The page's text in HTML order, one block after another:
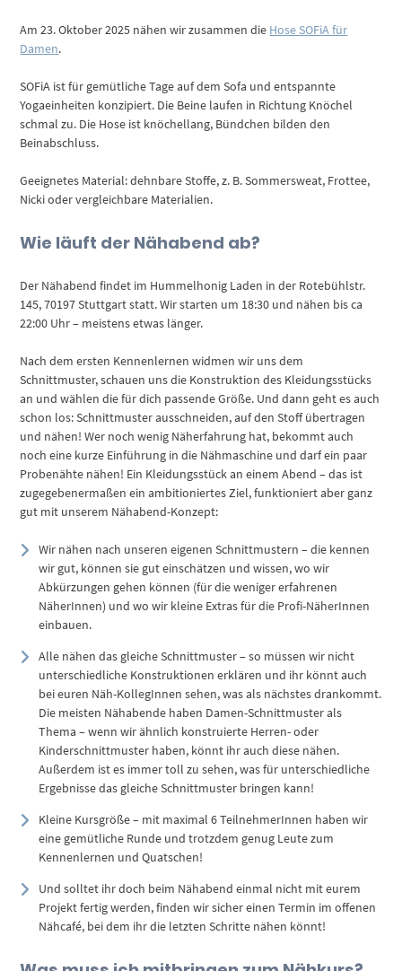
Am 23. Oktober 2025 nähen wir zusammen die Hose SOFiA für
Damen.
SOFiA ist für gemütliche Tage auf dem Sofa und entspannte
Yogaeinheiten konzipiert. Die Beine laufen in Richtung Knöchel
schmal zu. Die Hose ist knöchellang, Bündchen bilden den
Beinabschluss.
Geeignetes Material: dehnbare Stoffe, z. B. Sommersweat, Frottee,
Nicki oder vergleichbare Materialien.
Wie läuft der Nähabend ab?
Der Nähabend findet im Hummelhonig Laden in der Rotebühlstr.
145, 70197 Stuttgart statt. Wir starten um 18:30 und nähen bis ca
22:00 Uhr – meistens etwas länger.
Nach dem ersten Kennenlernen widmen wir uns dem
Schnittmuster, schauen uns die Konstruktion des Kleidungsstücks
an und wählen die für dich passende Größe. Und dann geht es auch
schon los: Schnittmuster ausschneiden, auf den Stoff übertragen
und nähen! Wer noch wenig Näherfahrung hat, bekommt auch
noch eine kurze Einführung in die Nähmaschine und darf ein paar
Probenähte nähen! Ein Kleidungsstück an einem Abend – das ist
zugegebenermaßen ein ambitioniertes Ziel, funktioniert aber ganz
gut mit unserem Nähabend-Konzept:
Wir nähen nach unseren eigenen Schnittmustern – die kennen
wir gut, können sie gut einschätzen und wissen, wo wir
Abkürzungen gehen können (für die weniger erfahrenen
NäherInnen) und wo wir kleine Extras für die Profi-NäherInnen
einbauen.
Alle nähen das gleiche Schnittmuster – so müssen wir nicht
unterschiedliche Konstruktionen erklären und ihr könnt auch
bei euren Näh-KollegInnen sehen, was als nächstes drankommt.
Die meisten Nähabende haben Damen-Schnittmuster als
Thema – wenn wir ähnlich konstruierte Herren- oder
Kinderschnittmuster haben, könnt ihr auch diese nähen.
Außerdem ist es immer toll zu sehen, was für unterschiedliche
Ergebnisse das gleiche Schnittmuster bringen kann!
Kleine Kursgröße – mit maximal 6 TeilnehmerInnen haben wir
eine gemütliche Runde und trotzdem genug Leute zum
Kennenlernen und Quatschen!
Und solltet ihr doch beim Nähabend einmal nicht mit eurem
Projekt fertig werden, finden wir sicher einen Termin im offenen
Nähcafé, bei dem ihr die letzten Schritte nähen könnt!